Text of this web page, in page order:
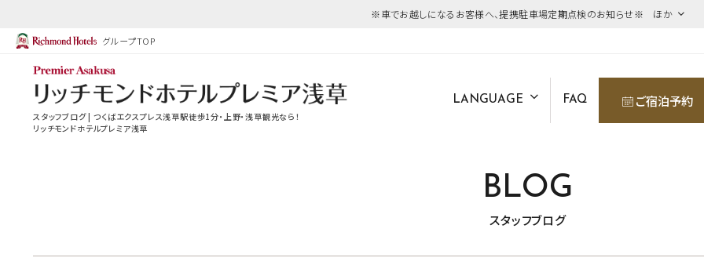
※車でお越しになるお客様へ、提携駐車場定期点検のお知らせ※ ほか
グループTOP
スタッフブログ | つくばエクスプレス浅草駅徒歩1分・上野・浅草観光なら！
リッチモンドホテルプレミア浅草
LANGUAGE FAQ ご宿泊予約
BLOG
スタッフブログ